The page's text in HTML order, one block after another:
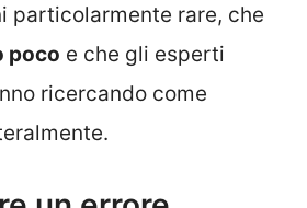
particolarmente rare, che
poco e che gli esperti
ricercando come